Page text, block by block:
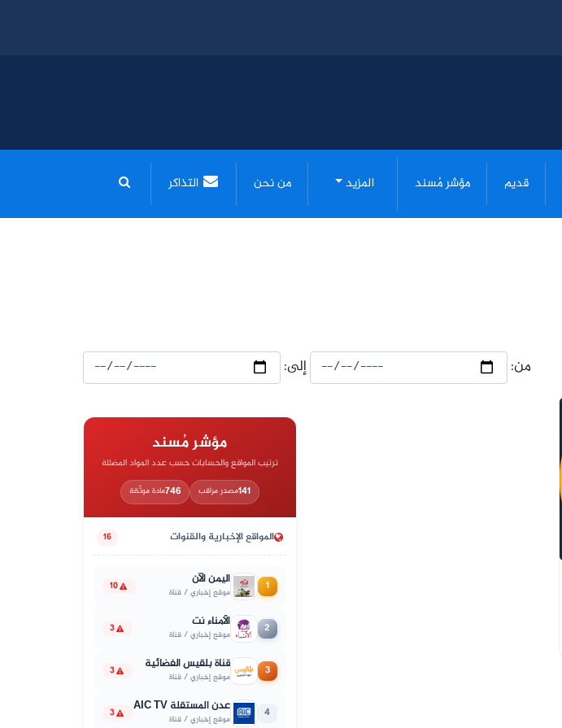
قديم مؤشر مُسند المزيد من نحن التذاكر
من: إلى:
مؤشر مُسند
ترتيب المواقع والحسابات حسب عدد المواد المضللة
141مصدر مراقب 746مادة موثّقة
المواقع الإخبارية والقنوات 16
1 اليمن الآن
موقع إخباري / قناة 10
2 الأمناء نت
موقع إخباري / قناة 3
3 قناة بلقيس الفضائية
موقع إخباري / قناة 3
4 عدن المستقلة AIC TV
موقع إخباري / قناة 3